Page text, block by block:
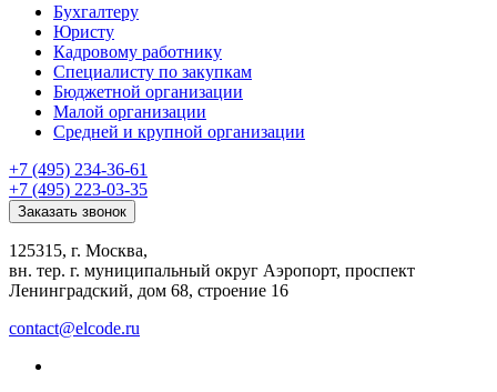
Бухгалтеру
Юристу
Кадровому работнику
Специалисту по закупкам
Бюджетной организации
Малой организации
Средней и крупной организации
+7 (495) 234-36-61
+7 (495) 223-03-35
Заказать звонок
125315, г. Москва,
вн. тер. г. муниципальный округ Аэропорт, проспект
Ленинградский, дом 68, строение 16
contact@elcode.ru